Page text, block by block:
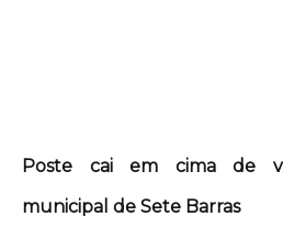
Poste cai em cima de
municipal de Sete Barras